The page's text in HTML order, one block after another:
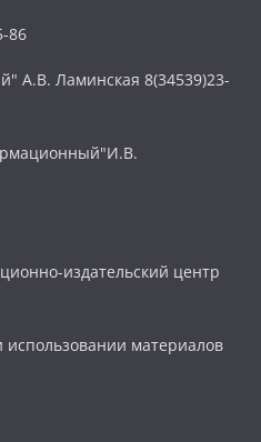
86
А.В. Ламинская 8(34539)23-
издательский центр
материалов